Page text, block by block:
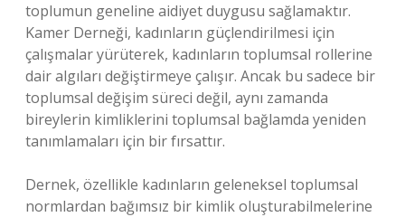
toplumun geneline aidiyet duygusu sağlamaktır.
Kamer Derneği, kadınların güçlendirilmesi için
çalışmalar yürüterek, kadınların toplumsal rollerine
dair algıları değiştirmeye çalışır. Ancak bu sadece bir
toplumsal değişim süreci değil, aynı zamanda
bireylerin kimliklerini toplumsal bağlamda yeniden
tanımlamaları için bir fırsattır.
Dernek, özellikle kadınların geleneksel toplumsal
normlardan bağımsız bir kimlik oluşturabilmelerine